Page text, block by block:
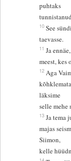
puhtaks
10 See
taevasse.
11 Ja
meest,
12 Aga
läksime
selle mehe
13 Ja tema
majas
Siimon,
kelle